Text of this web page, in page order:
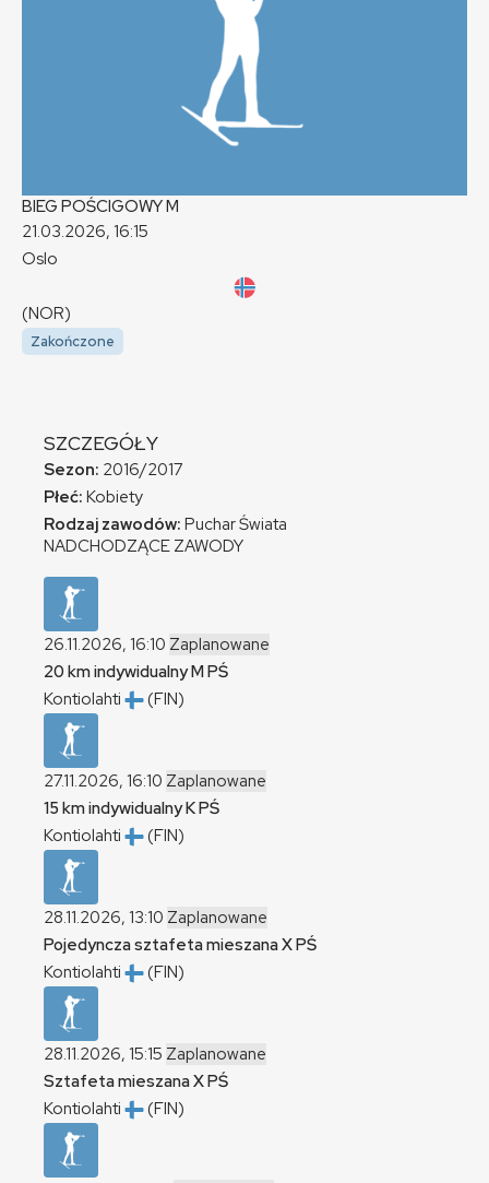
BIEG POŚCIGOWYM
21.03.2026, 16:15
Oslo
(NOR)
Zakończone
SZCZEGÓŁY
Sezon: 2016/2017
Płeć: Kobiety
Rodzaj zawodów: Puchar Świata
NADCHODZĄCE ZAWODY
26.11.2026, 16:10 Zaplanowane
20 km indywidualnyMPŚ
Kontiolahti
(FIN)
27.11.2026, 16:10 Zaplanowane
15 km indywidualnyKPŚ
Kontiolahti
(FIN)
28.11.2026, 13:10 Zaplanowane
Pojedyncza sztafeta mieszanaXPŚ
Kontiolahti
(FIN)
28.11.2026, 15:15 Zaplanowane
Sztafeta mieszanaXPŚ
Kontiolahti
(FIN)